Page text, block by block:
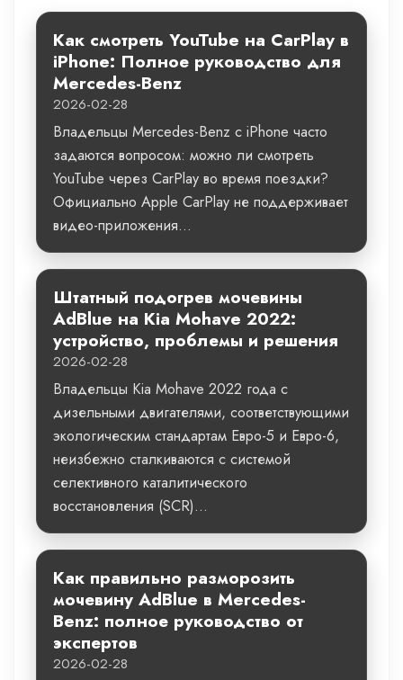
Как смотреть YouTube на CarPlay в
iPhone: Полное руководство для
Mercedes-Benz
2026-02-28
Владельцы Mercedes-Benz с iPhone часто
задаются вопросом: можно ли смотреть
YouTube через CarPlay во время поездки?
Официально Apple CarPlay не поддерживает
видео-приложения...
Штатный подогрев мочевины
AdBlue на Kia Mohave 2022:
устройство, проблемы и решения
2026-02-28
Владельцы Kia Mohave 2022 года с
дизельными двигателями, соответствующими
экологическим стандартам Евро-5 и Евро-6,
неизбежно сталкиваются с системой
селективного каталитического
восстановления (SCR)...
Как правильно разморозить
мочевину AdBlue в Mercedes-
Benz: полное руководство от
экспертов
2026-02-28